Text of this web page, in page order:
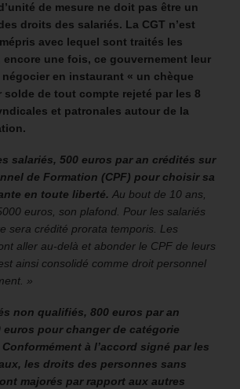
de mesure ne doit pas être un
droits des salariés. La CGT n’est
avec lequel sont traités les
une fois, ce gouvernement leur
en instaurant « un chèque
de tout compte rejeté par les 8
et patronales autour de la
salariés, 500 euros par an crédités sur
de Formation (CPF) pour choisir sa
en toute liberté. Au bout de 10 ans,
euros, son plafond. Pour les salariés
sera crédité prorata temporis. Les
aller au-delà et abonder le CPF de leurs
ainsi consolidé comme droit personnel
»
non qualifiés, 800 euros par an
euros pour changer de catégorie
Conformément à l’accord signé par les
les droits des personnes sans
majorés par rapport aux autres